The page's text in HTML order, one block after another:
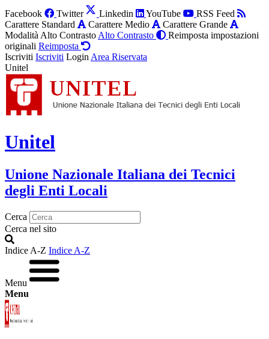
Facebook Twitter Linkedin YouTube
RSS Feed
Carattere Standard
Carattere Medio
Carattere Grande
Modalità Alto Contrasto Alto Contrasto
Reimposta impostazioni
originali Reimposta
Iscriviti Iscriviti Login Area Riservata
Unitel
Unitel
Unione Nazionale Italiana dei Tecnici
degli Enti Locali
Cerca
Cerca nel sito
Indice A-Z Indice A-Z
Menu
Menu